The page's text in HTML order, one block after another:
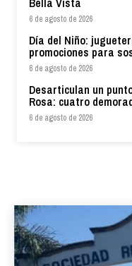
6 de agosto de 2026
Día del Niño:
promociones para
6 de agosto de 2026
Desarticulan un
Rosa: cuatro
6 de agosto de 2026